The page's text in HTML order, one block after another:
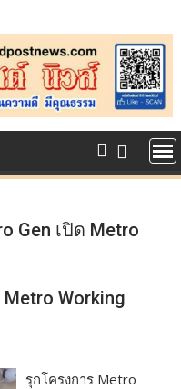
Gen เปิด Metro
Working
รุกโครงการ Metro